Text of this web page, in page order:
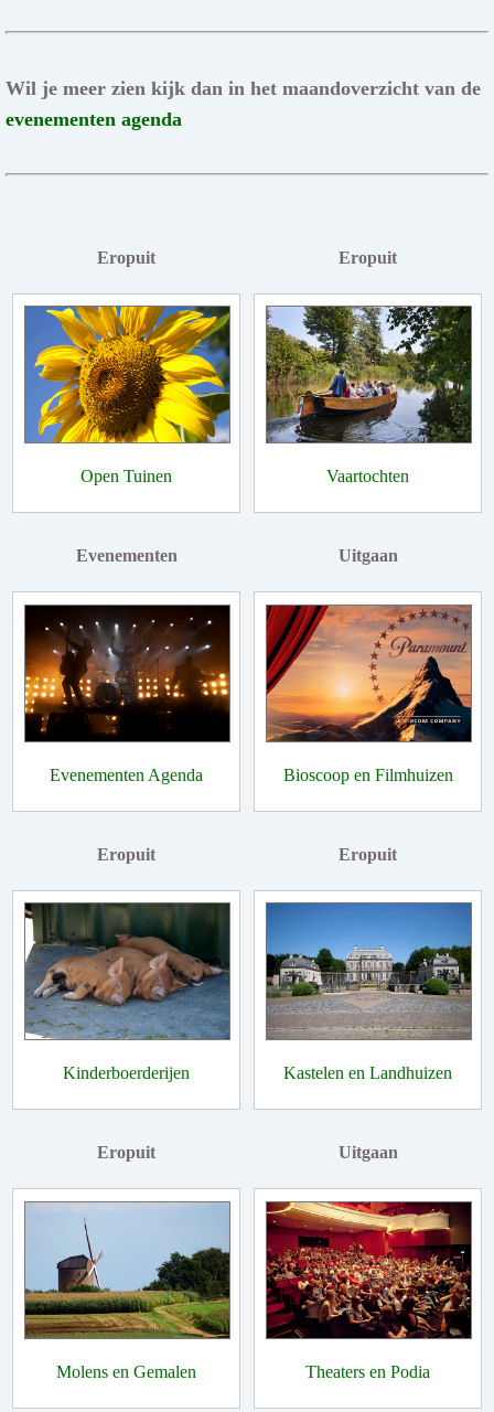
Wil je meer zien kijk dan in het maandoverzicht van de
evenementen agenda
Eropuit
Open Tuinen
Eropuit
Vaartochten
Evenementen
Evenementen Agenda
Uitgaan
Bioscoop en Filmhuizen
Eropuit
Kinderboerderijen
Eropuit
Kastelen en Landhuizen
Eropuit
Molens en Gemalen
Uitgaan
Theaters en Podia